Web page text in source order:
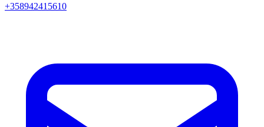
+358942415610